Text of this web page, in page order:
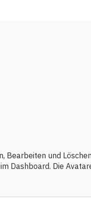
Bearbeiten und
Dashboard. Die